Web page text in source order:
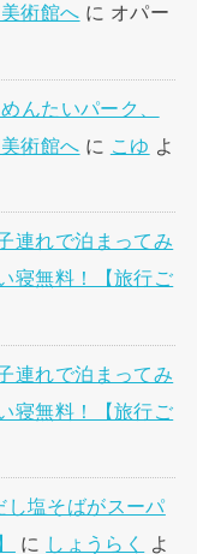
術館へ に オパー
んたいパーク、
術館へ に こゆ よ
連れで泊まってみ
寝無料！【旅行ご
連れで泊まってみ
寝無料！【旅行ご
し塩そばがスーパ
に しょうらく
よ